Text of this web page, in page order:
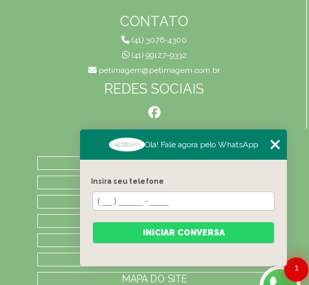
CONTATO
(41) 3076-4300
(41) 99127-9332
petimagem@petimagem.com.br
REDES SOCIAIS
MENU
HOME
QUEM SOMOS
ATIVIDADES
CONTATO
MAPA DO SITE
1
Olá! Fale agora pelo WhatsApp
Insira seu telefone
INICIAR CONVERSA